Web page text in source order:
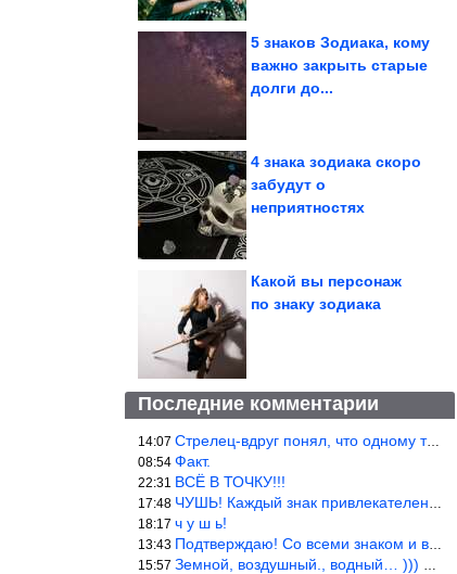
5 знаков Зодиака, кому
важно закрыть старые
долги до...
4 знака зодиака скоро
забудут о
неприятностях
Какой вы персонаж
по знаку зодиака
Последние комментарии
14:07 Стрелец-вдруг понял, что одному то и жить легче.
08:54 Факт.
22:31 ВСЁ В ТОЧКУ!!!
17:48 ЧУШЬ! Каждый знак привлекателен! И среди Весов, Близнецов встреч
18:17 ч у ш ь!
13:43 Подтверждаю! Со всеми знаком и все одиноки и Я )))
15:57 Земной, воздушный., водный… ))) выбери сам трех из 9 )))